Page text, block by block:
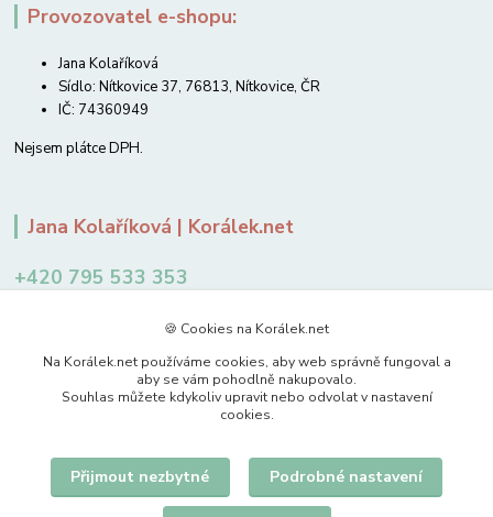
Provozovatel e-shopu:
Jana Kolaříková
Sídlo: Nítkovice 37, 76813, Nítkovice, ČR
IČ: 74360949
Nejsem plátce DPH.
Jana Kolaříková | Korálek.net
+420 795 533 353
jkolarikova@koralek.net
Upravit sběr cookies.
🍪 Cookies na Korálek.net
Na Korálek.net používáme cookies, aby web správně fungoval a
aby se vám pohodlně nakupovalo.
Souhlas můžete kdykoliv upravit nebo odvolat v nastavení
cookies.
Přijmout nezbytné Podrobné nastavení